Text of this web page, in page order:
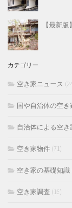
【最新
カテゴリー
空き家ニュース
国や自治体の空き
自治体による空き
空き家物件 (71)
空き家の基礎知識
空き家調査 (16)